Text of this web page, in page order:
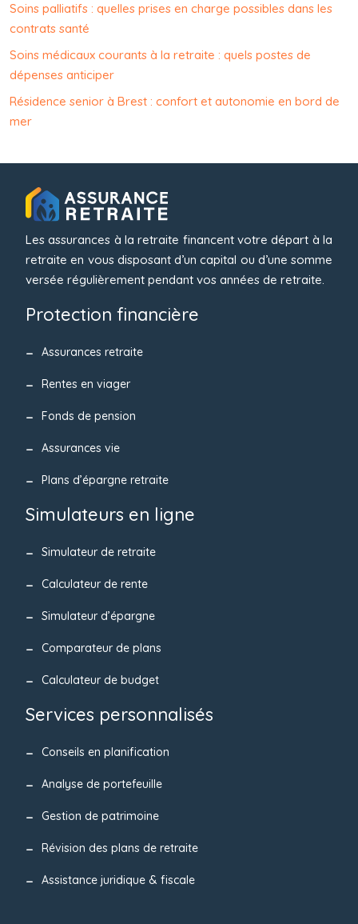
Soins palliatifs : quelles prises en charge possibles dans les
contrats santé
Soins médicaux courants à la retraite : quels postes de
dépenses anticiper
Résidence senior à Brest : confort et autonomie en bord de
mer
Les assurances à la retraite financent votre départ à la
retraite en vous disposant d’un capital ou d’une somme
versée régulièrement pendant vos années de retraite.
Protection financière
Assurances retraite
Rentes en viager
Fonds de pension
Assurances vie
Plans d’épargne retraite
Simulateurs en ligne
Simulateur de retraite
Calculateur de rente
Simulateur d’épargne
Comparateur de plans
Calculateur de budget
Services personnalisés
Conseils en planification
Analyse de portefeuille
Gestion de patrimoine
Révision des plans de retraite
Assistance juridique & fiscale